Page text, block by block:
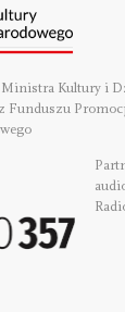
Kultury i
Funduszu